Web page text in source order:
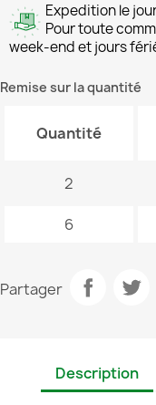
Expedition le
Pour toute
week-end et jours
Remise sur la quantité
Quantité
2
6
Partager
Description